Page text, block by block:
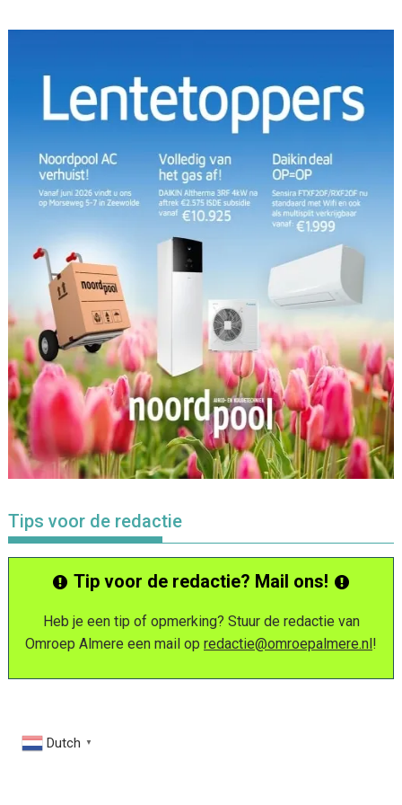
Tips voor de redactie
Tip voor de redactie? Mail ons!
Heb je een tip of opmerking? Stuur de redactie van
Omroep Almere een mail op redactie@omroepalmere.nl!
Dutch ▼